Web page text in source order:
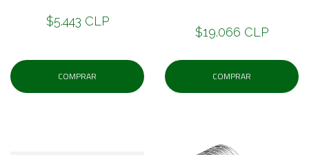
$5.443 CLP
COMPRAR
$19.066 CLP
COMPRAR